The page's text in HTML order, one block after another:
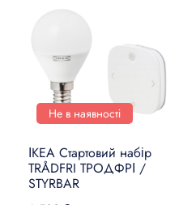
Не в наявності
ІКЕА Стартовий набір
TRÅDFRI ТРОДФРІ /
STYRBAR